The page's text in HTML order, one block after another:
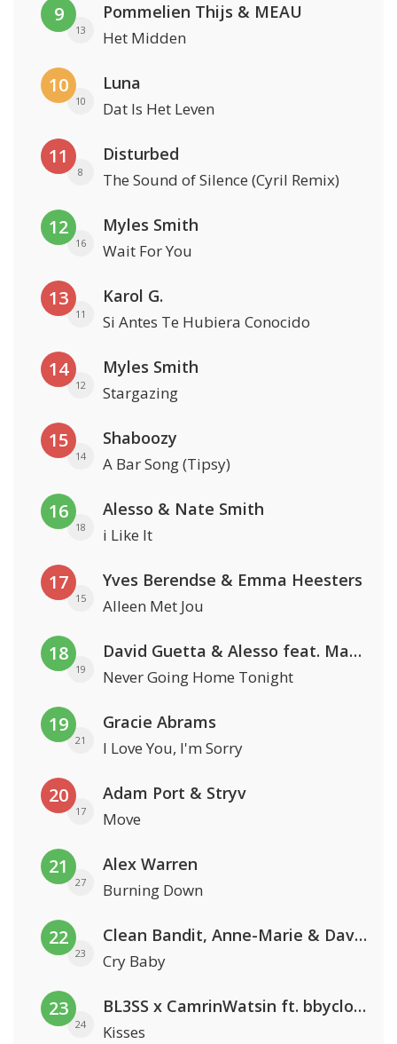
9
13
Pommelien Thijs & MEAU
Het Midden
10
10
Luna
Dat Is Het Leven
11
8
Disturbed
The Sound of Silence (Cyril Remix)
12
16
Myles Smith
Wait For You
13
11
Karol G.
Si Antes Te Hubiera Conocido
14
12
Myles Smith
Stargazing
15
14
Shaboozy
A Bar Song (Tipsy)
16
18
Alesso & Nate Smith
i Like It
17
15
Yves Berendse & Emma Heesters
Alleen Met Jou
18
19
David Guetta & Alesso feat. Madison Love
Never Going Home Tonight
19
21
Gracie Abrams
I Love You, I'm Sorry
20
17
Adam Port & Stryv
Move
21
27
Alex Warren
Burning Down
22
23
Clean Bandit, Anne-Marie & David Guetta
Cry Baby
23
24
BL3SS x CamrinWatsin ft. bbyclose
Kisses